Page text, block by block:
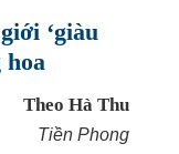
‘giàu
hoa
Theo Hà Thu
Tiền Phong